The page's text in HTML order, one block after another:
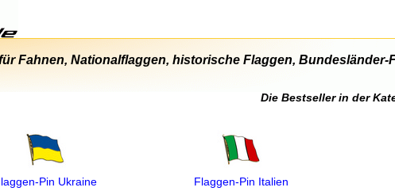
Fahnen, Nationalflaggen, historische Flaggen, Bundesländer-
Die Bestseller in der
Ukraine Flaggen‑Pin Italien